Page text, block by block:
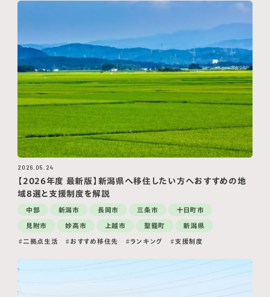
2026.05.24
【2026年度 最新版】新潟県へ移住したい方へおすすめの地
域8選と支援制度を解説
中部 新潟市 長岡市 三条市 十日町市
見附市 妙高市 上越市 聖籠町 新潟県
二拠点生活 おすすめ移住先 ランキング 支援制度